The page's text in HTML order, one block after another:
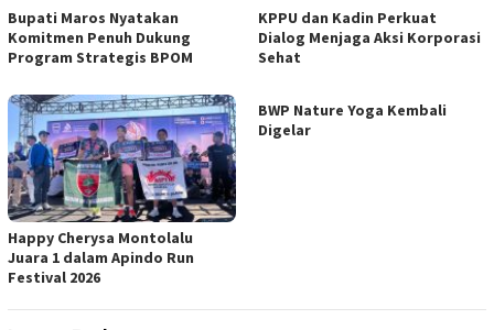
Bupati Maros Nyatakan
Komitmen Penuh Dukung
Program Strategis BPOM
KPPU dan Kadin Perkuat
Dialog Menjaga Aksi Korporasi
Sehat
Happy Cherysa Montolalu
Juara 1 dalam Apindo Run
Festival 2026
BWP Nature Yoga Kembali
Digelar